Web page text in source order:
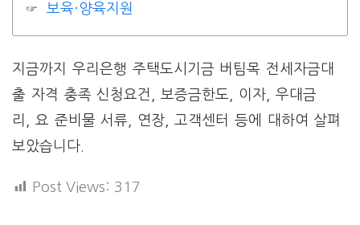
보육·양육지원
지금까지 우리은행 주택도시기금 버팀목 전세자금대
출 자격 충족 신청요건, 보증금한도, 이자, 우대금
리, 요 준비물 서류, 연장, 고객센터 등에 대하여 살펴
보았습니다.
Post Views: 317